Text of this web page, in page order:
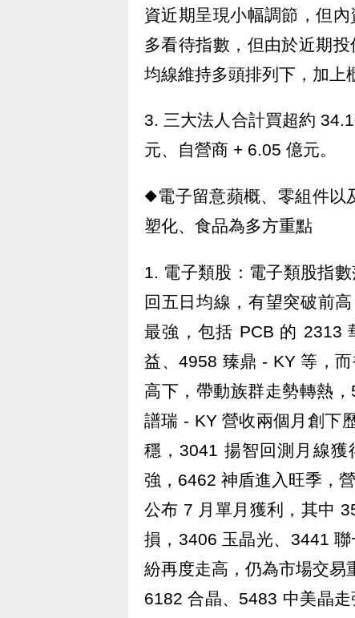
資近期呈現小幅調節，但
多看待指數，但由於近期
均線維持多頭排列下，加上
3. 三大法人合計買超約
元、自營商 + 6.05 億元。
◆電子留意蘋概、零組件以
塑化、食品為多方重點
1. 電子類股：電子類股指
回五日均線，有望突破前
最強，包括 PCB 的 2313
益、4958 臻鼎 - KY 等，
高下，帶動族群走勢轉熱
譜瑞 - KY 營收兩個月創下
穩，3041 揚智回測月線
強，6462 神盾進入旺季，
公布 7 月單月獲利，其中
損，3406 玉晶光、3441
紛再度走高，仍為市場交易
6182 合晶、5483 中美晶